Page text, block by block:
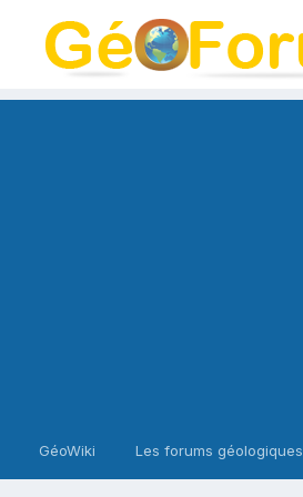
GéoWiki Les forums géologiques